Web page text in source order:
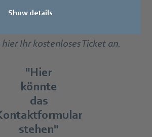
Show details
hier Ihr kostenloses Ticket an.
"Hier
könnte
das
stehen"